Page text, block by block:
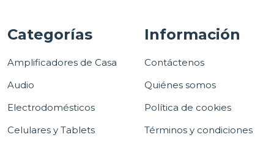
Categorías
Amplificadores de Casa
Audio
Electrodomésticos
Celulares y Tablets
Información
Contáctenos
Quiénes somos
Política de cookies
Términos y condiciones